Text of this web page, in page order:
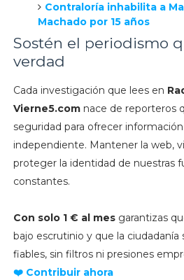
Contraloría inhabilita a
Machado por 15 años
Sostén el periodismo
verdad
Cada investigación que lees en
Vierne5.comnace de reporteros
seguridad para ofrecer
independiente. Mantener la web,
proteger la identidad de nuestras
constantes.
Con solo 1 € al mesgarantizas
bajo escrutinio y que la
fiables, sin filtros ni presiones
❤️ Contribuir ahora